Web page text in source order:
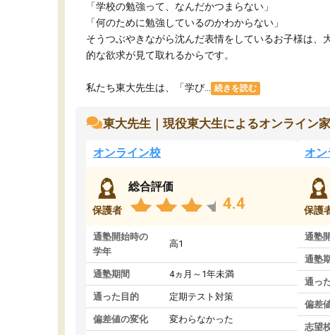
「学校の勉強って、なんだかつまらない」
「何のために勉強しているのかわからない」
そうつぶやきながら沈んだ表情をしているお子様は
的な欲求が見て取れるからです。
私たち東大先生は、「学び... 続きを読む
東大先生｜現役東大生によるオンライン
オンライン校
保護者
総合評価
4.4
通塾開始時の
学年
高1
通塾期間 4ヵ月～1年未満
通った目的 定期テスト対策
偏差値の変化 変わらなかった
オ
保護
通塾
通塾
通っ
偏差
志望